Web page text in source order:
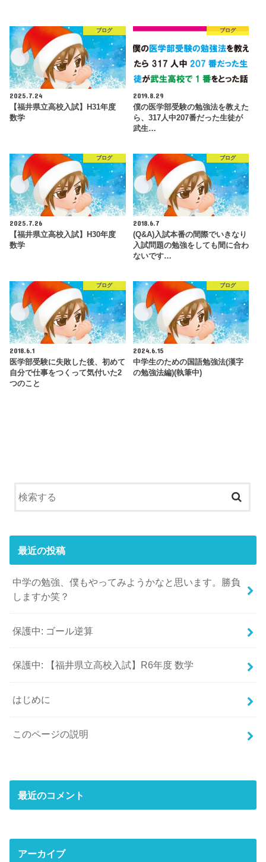
ブログ
2025.7.24
【福井県立高校入試】H31年度
数学
ブログ
2019.8.29
僕の医学部受験の勉強法を教えた
ら、317人中207番だった生徒が
武生…
ブログ
2025.7.26
【福井県立高校入試】H30年度
数学
ブログ
2018.6.7
(Q&A)入試本番の間際でいきなり
入試問題の勉強をしても間に合わ
ないです…
ブログ
2018.6.1
医学部受験に失敗した後、初めて
自分で仕事をつくって気付いた2
つのこと
ブログ
2024.6.15
中学生のための国語勉強法(漢字
の勉強法編)(執筆中)
最近の投稿
中学の勉強、僕もやってみようかなと思います。勝負
しますか笑？
保護中: ゴール逆算
保護中: 【福井県立高校入試】R6年度 数学
はじめに
このページの説明
最近のコメント
アーカイブ